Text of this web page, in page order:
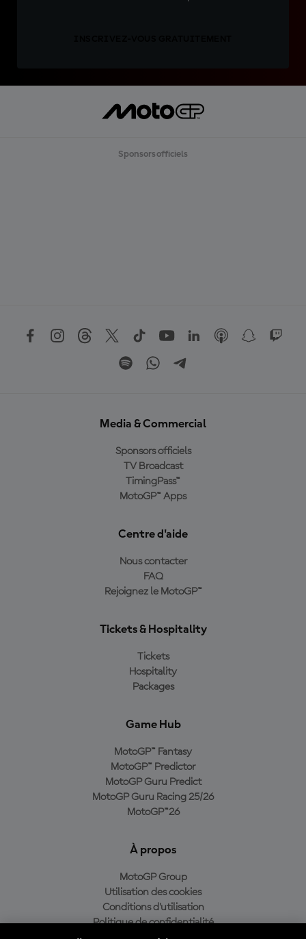
Sponsors officiels
Media & Commercial
Sponsors officiels
TV Broadcast
TimingPass™
MotoGP™ Apps
Centre d'aide
Nous contacter
FAQ
Rejoignez le MotoGP™
Tickets & Hospitality
Tickets
Hospitality
Packages
Game Hub
MotoGP™ Fantasy
MotoGP™ Predictor
MotoGP Guru Predict
MotoGP Guru Racing 25/26
MotoGP™26
À propos
MotoGP Group
Utilisation des cookies
Conditions d'utilisation
Politique de confidentialité